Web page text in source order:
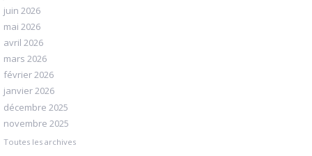
juin 2026
mai 2026
avril 2026
mars 2026
février 2026
janvier 2026
décembre 2025
novembre 2025
Toutes les archives